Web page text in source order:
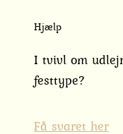
Hjælp
I tvivl om
festtype?
Få svaret her